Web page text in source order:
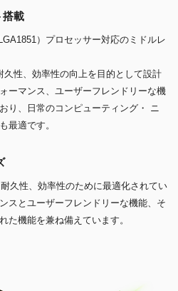
載
）プロセッサー対応のミドルレ
久性、効率性の向上を目的として設計
ーマンス、ユーザーフレンドリーな機
り、日常のコンピューティング・ ニ
最適です。
久性、効率性のために最適化されてい
スとユーザーフレンドリーな機能、そ
た機能を兼ね備えています。